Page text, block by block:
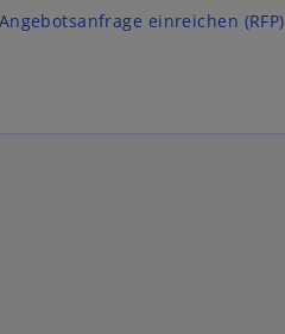
Angebotsanfrage einreichen (RFP)